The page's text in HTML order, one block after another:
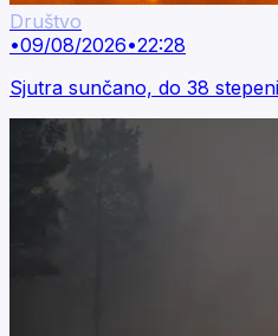
Društvo
•09/08/2026•22:28
Sjutra sunčano, do 38 stepeni